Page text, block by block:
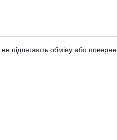
підлягають обміну або